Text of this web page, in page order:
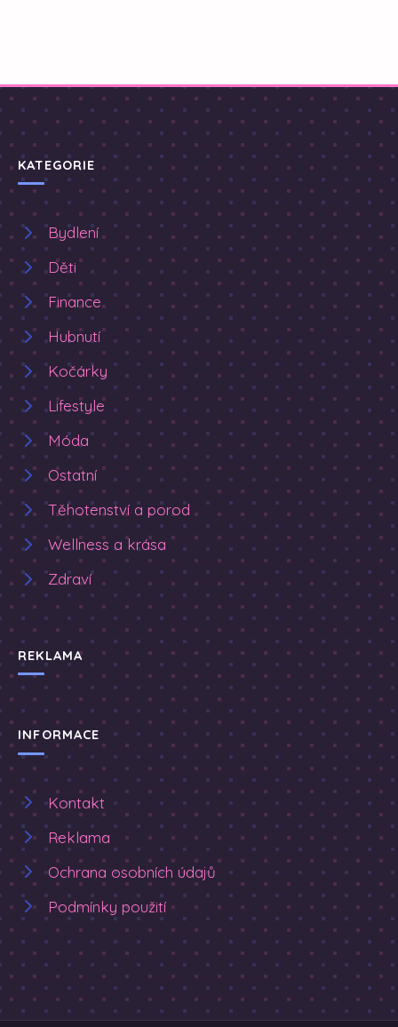
KATEGORIE
Bydlení
Děti
Finance
Hubnutí
Kočárky
Lifestyle
Móda
Ostatní
Těhotenství a porod
Wellness a krása
Zdraví
REKLAMA
INFORMACE
Kontakt
Reklama
Ochrana osobních údajů
Podmínky použití